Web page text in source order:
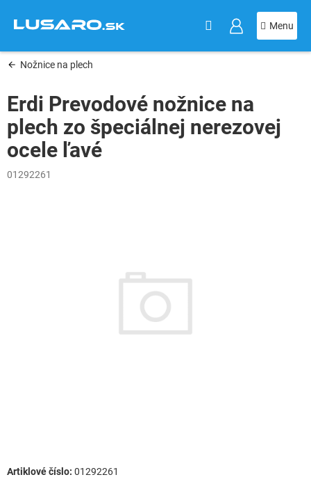
obsah
Nožnice na plech
Erdi Prevodové nožnice na
plech zo špeciálnej nerezovej
ocele ľavé
01292261
01292261